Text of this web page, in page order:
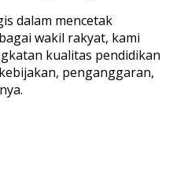
dalam mencetak
wakil rakyat, kami
kualitas pendidikan
penganggaran,